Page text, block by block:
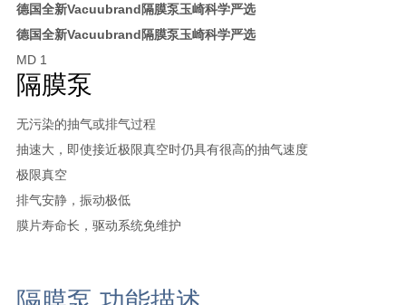
德国全新Vacuubrand隔膜泵玉崎科学严选
德国全新Vacuubrand隔膜泵玉崎科学严选
MD 1
隔膜泵
无污染的抽气或排气过程
抽速大，即使接近极限真空时仍具有很高的抽气速度
极限真空
排气安静，振动极低
膜片寿命长，驱动系统免维护